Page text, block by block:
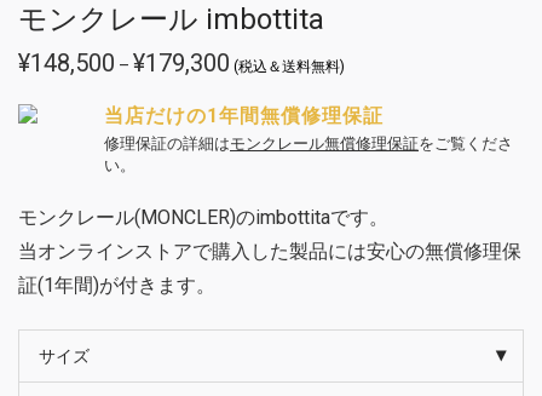
モンクレール imbottita
¥148,500 – ¥179,300 価
格
¥148,500
–
¥179,300
(税込＆送料無料)
当店だけの1年間無償修理保証
修理保証の詳細はモンクレール無償修理保証をご覧くださ
い。
モンクレール(MONCLER)のimbottitaです。
当オンラインストアで購入した製品には安心の無償修理保
証(1年間)が付きます。
サイズ